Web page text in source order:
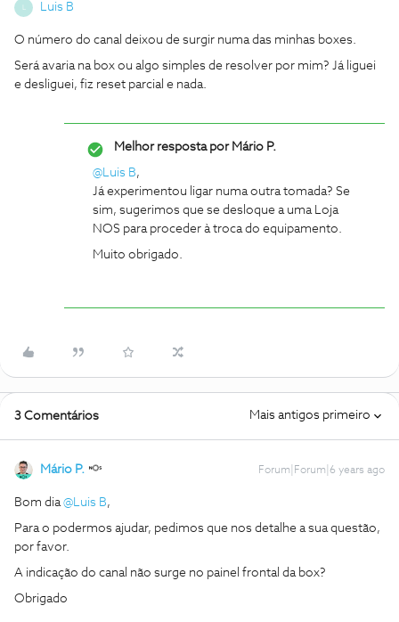
Luis B
O número do canal deixou de surgir numa das minhas boxes.
Será avaria na box ou algo simples de resolver por mim? Já liguei
e desliguei, fiz reset parcial e nada.
Melhor resposta porMário P.
@Luis B,
Já experimentou ligar numa outra tomada? Se
sim, sugerimos que se desloque a uma Loja
NOS para proceder à troca do equipamento.
Muito obrigado.
3 Comentários Mais antigos primeiro
Mário P. Forum|Forum|6 years ago
Bom dia@Luis B,
Para o podermos ajudar, pedimos que nos detalhe a sua questão,
por favor.
A indicação do canal não surge no painel frontal da box?
Obrigado